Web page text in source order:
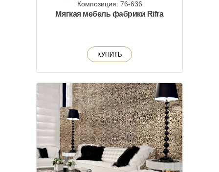
Композиция: 76-636
Мягкая мебель фабрики Rifra
КУПИТЬ